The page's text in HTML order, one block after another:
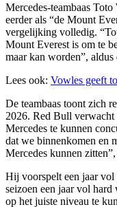
Mercedes-teambaas
eerder als “de Mount
vergelijking volledig.
Mount Everest is om te
maar kan worden”, aldus
Lees ook: Vowles geeft
De teambaas toont zich
2026. Red Bull verwacht
Mercedes te kunnen
dat we binnenkomen en
Mercedes kunnen
Hij voorspelt een jaar
seizoen een jaar vol hard
op het juiste niveau te